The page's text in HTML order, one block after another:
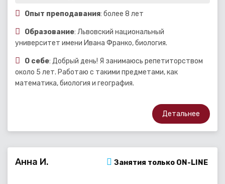
Опыт преподавания: более 8 лет
Образование: Львовский национальный
университет имени Ивана Франко, биология.
О себе: Добрый день! Я занимаюсь репетиторством
около 5 лет. Работаю с такими предметами, как
математика, биология и география.
Детальнее
Анна И. Занятия только ON-LINE